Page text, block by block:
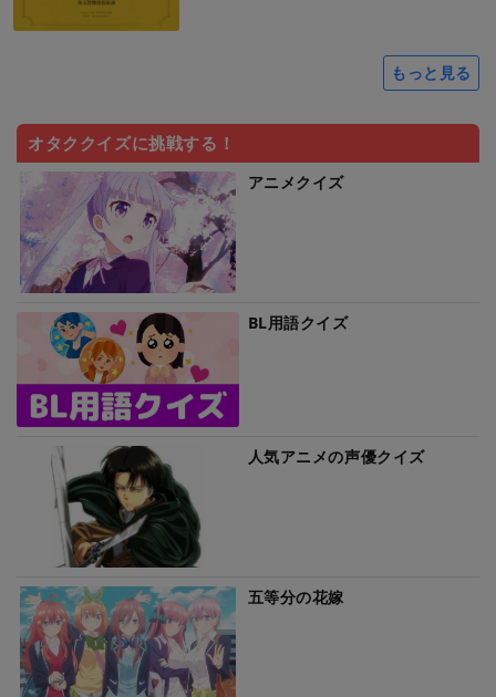
もっと見る
オタククイズに挑戦する！
アニメクイズ
BL用語クイズ
人気アニメの声優クイズ
五等分の花嫁